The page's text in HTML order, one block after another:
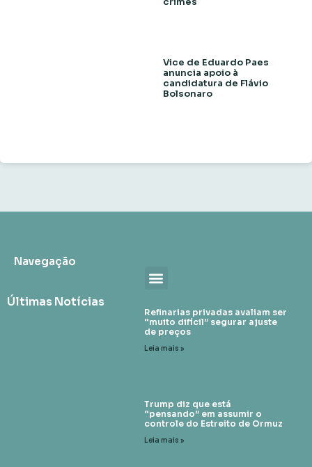
Vice de Eduardo Paes
anuncia apoio à
candidatura de Flávio
Bolsonaro
Navegação
Últimas Notícias
Refinarias privadas avaliam ser
“muito difícil” segurar ajuste
de preços
Leia mais »
Trump diz que está
“pensando” em assumir o
controle do Estreito de Ormuz
Leia mais »